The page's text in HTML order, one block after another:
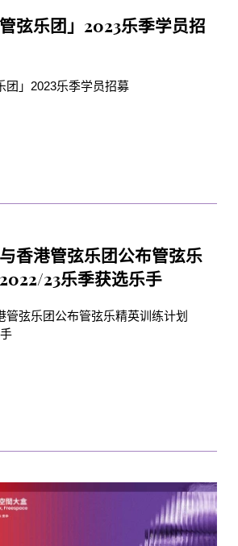
弦乐团」2023乐季学员招
团」2023乐季学员招募
香港管弦乐团公布管弦乐
23乐季获选乐手
管弦乐团公布管弦乐精英训练计划